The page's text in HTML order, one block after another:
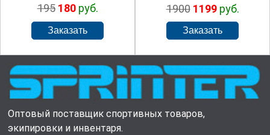
195 180руб. 1900 1199руб.
Оптовый поставщик спортивных товаров,
экипировки и инвентаря.